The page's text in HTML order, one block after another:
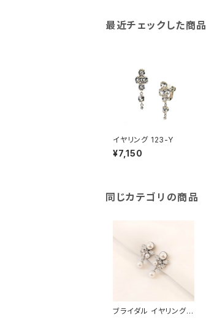
最近チェックした商品
イヤリング 123-Y
¥7,150
同じカテゴリの商品
ブライダル イヤリング